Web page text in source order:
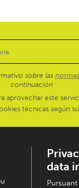
sobre las
continuación
aprovechar este
técnicas según su
data